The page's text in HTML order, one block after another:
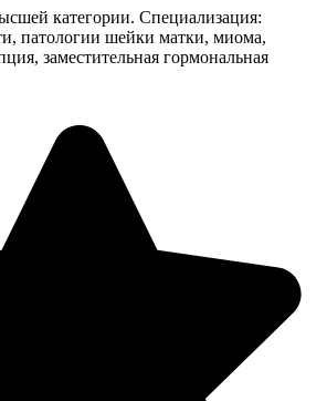
категории. Специализация:
патологии шейки матки, миома,
заместительная гормональная